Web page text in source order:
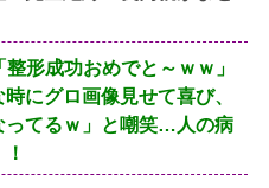
形成功おめでと～ｗｗ」
にグロ画像見せて喜び、
ってるｗ」と嘲笑…人の病